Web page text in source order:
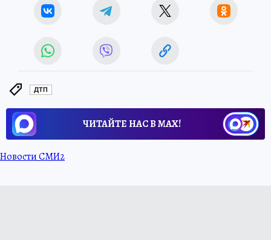
ДТП
ЧИТАЙТЕ НАС В МАХ!
Новости СМИ2